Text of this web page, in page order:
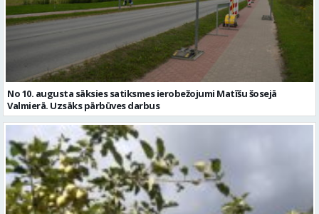
No 10. augusta sāksies satiksmes ierobežojumi Matīšu šosejā
Valmierā. Uzsāks pārbūves darbus